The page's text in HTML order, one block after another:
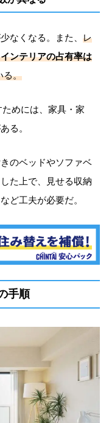
なくなる。また、 レ
ンテリアの占有率は
る。
めには、家具・家
る。
のベッドやソファベ
た上で、見せる収納
ど工夫が必要だ。
手順